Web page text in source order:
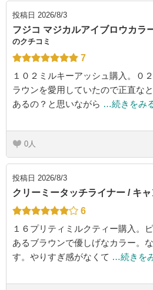
投稿日 2026/8/3
フジコ マジカルアイブロウカラ
のクチコミ
7
１０２ミルキーアッシュ購入。０
ラウンを愛用していたので正直な
あるの？と思いながら …続きをみ
0
投稿日 2026/8/3
クリーミータッチライナー / キャ
6
１６プリティミルクティー購入。
あるブラウンで優しげなカラー。
す。やりすぎ感がなくて …続きを